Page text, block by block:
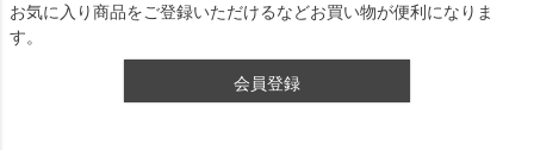
お気に入り商品をご登録いただけるなどお買い物が便利になりま
す。
会員登録